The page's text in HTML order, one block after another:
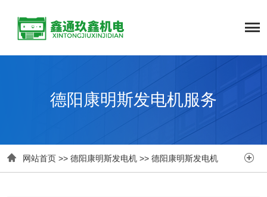
德阳康明斯发电机服务
 网站首页 >> 德阳康明斯发电机 >> 德阳康明斯发电机 